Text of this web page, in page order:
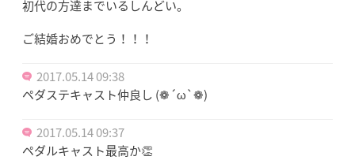
初代の方達までいるしんどい。
ご結婚おめでとう！！！
2017.05.14 09:38
ペダステキャスト仲良し (❁´ω`❁)
2017.05.14 09:37
ペダルキャスト最高か👏